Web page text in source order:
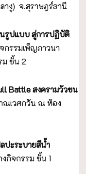
างู) จ.สุราษฎร์ธานี
นรูปแบบ สู่การปฏิบัติ
กรรมเพ็ญภาวนา
ชั้น 2
Battle สงครามวัวชน
เวศกวัน ณ ห้อง
ปะระบายสีน้ำ
กิจกรรม ชั้น 1